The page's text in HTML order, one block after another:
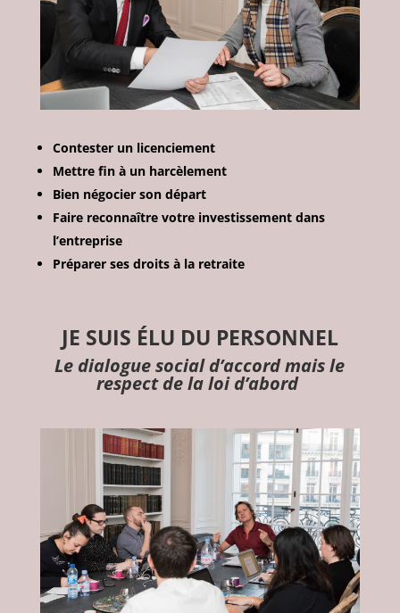
Contester un licenciement
Mettre fin à un harcèlement
Bien négocier son départ
Faire reconnaître votre investissement dans
l’entreprise
Préparer ses droits à la retraite
JE SUIS ÉLU DU PERSONNEL
Le dialogue social d’accord mais le
respect de la loi d’abord